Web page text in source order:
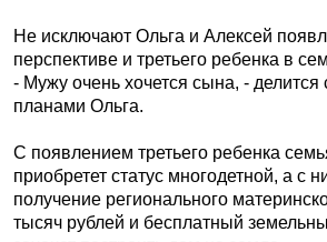
Не исключают Ольга и Алексей
перспективе и третьего ребенка в
- Мужу очень хочется сына, -
планами Ольга.
С появлением третьего ребенка
приобретет статус многодетной, а с
получение регионального
тысяч рублей и бесплатный